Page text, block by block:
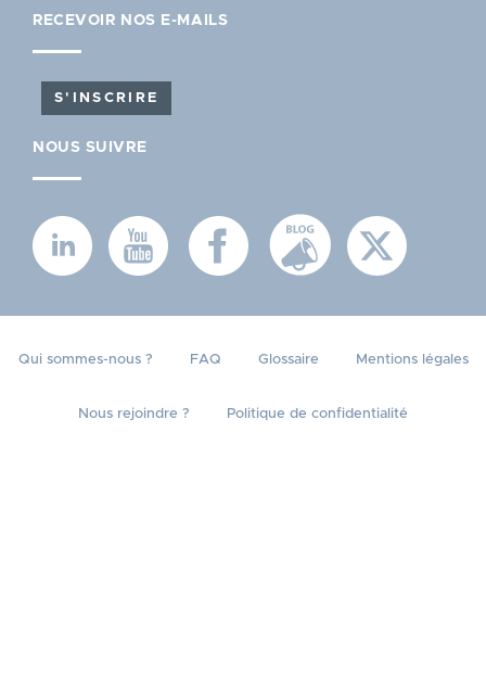
RECEVOIR NOS E-MAILS
S'INSCRIRE
NOUS SUIVRE
MENU
Qui sommes-nous ? FAQ Glossaire Mentions légales
Nous rejoindre ? Politique de confidentialité